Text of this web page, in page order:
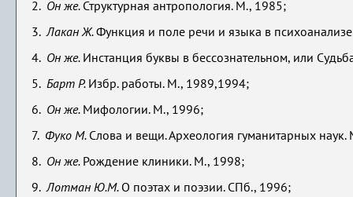
2. Он же. Структурная антропология. М., 1985;
3.Лакан Ж.Функция и поле речи и языка в
4. Он же. Инстанция буквы в бессознательном, или
5.Барт Р. Избр. работы. М., 1989,1994;
6. Он же. Мифологии. М., 1996;
7. Фуко М. Слова и вещи. Археология гуманитарных
8. Он же. Рождение клиники. М., 1998;
9.Лотман Ю.М. О поэтах и поэзии. СПб., 1996;